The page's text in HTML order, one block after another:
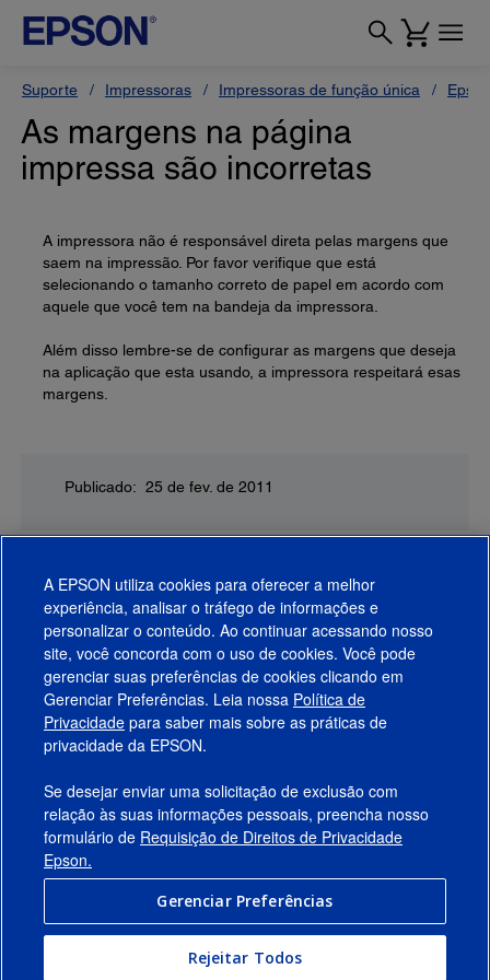
Suporte Impressoras Impressoras de função única
As margens na página
impressa são incorretas
A impressora não é responsável direta pelas margens que
saem na impressão. Por favor verifique que está
selecionando o tamanho correto de papel em acordo com
aquele que você tem na bandeja da impressora.
Além disso lembre-se de configurar as margens que deseja
na aplicação que esta usando, a impressora respeitará esas
margens.
Publicado: 25 de fev. de 2011
Produtos
Suporte
Links Sugeridos
Empresa
Conecte-se com a Epson
A EPSON utiliza cookies para oferecer a melhor
experiência, analisar o tráfego de informações e
personalizar o conteúdo. Ao continuar acessando nosso
site, você concorda com o uso de cookies. Você pode
gerenciar suas preferências de cookies clicando em
Gerenciar Preferências. Leia nossa Política de
Privacidade para saber mais sobre as práticas de
privacidade da EPSON.
Se desejar enviar uma solicitação de exclusão com
relação às suas informações pessoais, preencha nosso
formulário de Requisição de Direitos de Privacidade
Epson.
Gerenciar Preferências
Rejeitar Todos